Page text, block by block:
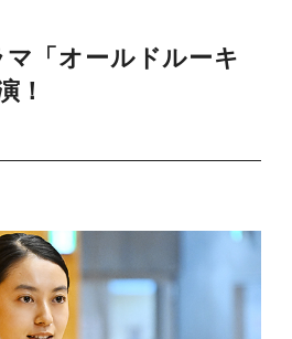
「オールドルーキ
！